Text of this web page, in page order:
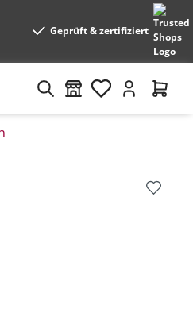
Geprüft & zertifiziert